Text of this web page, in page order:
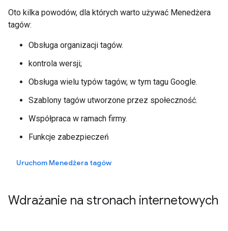
Oto kilka powodów, dla których warto używać Menedżera
tagów:
Obsługa organizacji tagów.
kontrola wersji;
Obsługa wielu typów tagów, w tym tagu Google.
Szablony tagów utworzone przez społeczność.
Współpraca w ramach firmy.
Funkcje zabezpieczeń
Uruchom Menedżera tagów
Wdrażanie na stronach internetowych